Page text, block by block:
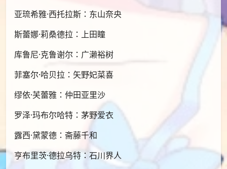
亚琉希雅·西托拉斯：东山奈央
斯蕾娜·莉桑德拉：上田瞳
库鲁尼·克鲁谢尔：广濑裕树
菲塞尔·哈贝拉：矢野妃菜喜
缪依·芙蕾雅：仲田亚里沙
罗泽·玛布尔哈特：茅野爱衣
露西·黛蒙德：斋藤千和
亨布里茨·德拉乌特：石川界人